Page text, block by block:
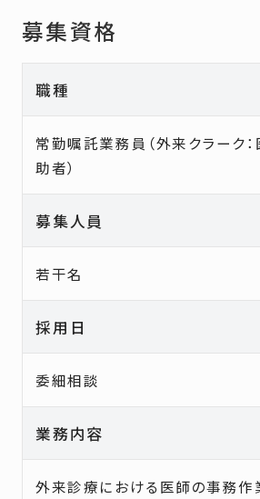
募集資格
職種
常勤嘱託業務員（外来クラーク
助者）
募集人員
若干名
採用日
委細相談
業務内容
外来診療における医師の事務作